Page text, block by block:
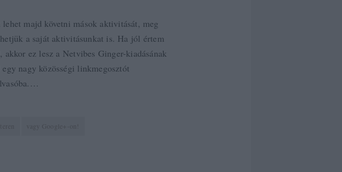
majd követni mások aktivitását, meg
a saját aktivitásunkat is. Ha jól értem
ez lesz a Netvibes Ginger-kiadásának
nagy közösségi linkmegosztót